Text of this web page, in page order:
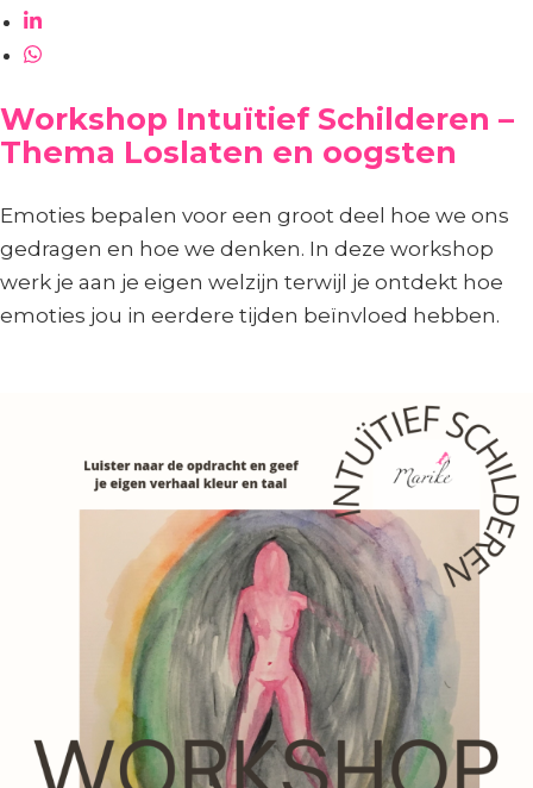
Workshop Intuïtief Schilderen –
Thema Loslaten en oogsten
Emoties bepalen voor een groot deel hoe we ons
gedragen en hoe we denken. In deze workshop
werk je aan je eigen welzijn terwijl je ontdekt hoe
emoties jou in eerdere tijden beïnvloed hebben.